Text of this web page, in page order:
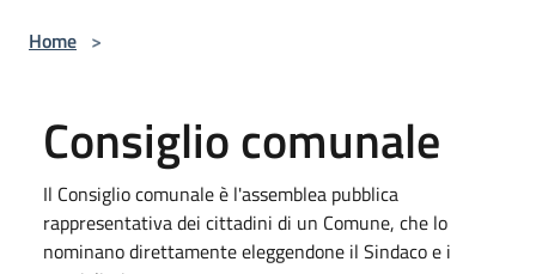
Home >
Consiglio comunale
Il Consiglio comunale è l'assemblea pubblica
rappresentativa dei cittadini di un Comune, che lo
nominano direttamente eleggendone il Sindaco e i